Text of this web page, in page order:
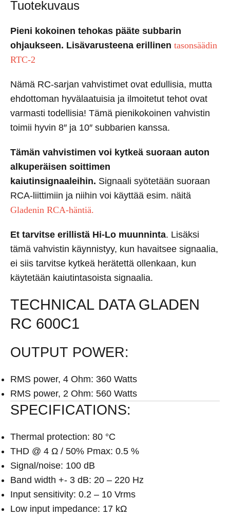
Tuotekuvaus
Pieni kokoinen tehokas pääte subbarin
ohjaukseen. Lisävarusteena erillinen tasonsäädin
RTC-2
Nämä RC-sarjan vahvistimet ovat edullisia, mutta
ehdottoman hyvälaatuisia ja ilmoitetut tehot ovat
varmasti todellisia! Tämä pienikokoinen vahvistin
toimii hyvin 8″ ja 10″ subbarien kanssa.
Tämän vahvistimen voi kytkeä suoraan auton
alkuperäisen soittimen
kaiutinsignaaleihin. Signaali syötetään suoraan
RCA-liittimiin ja niihin voi käyttää esim. näitä
Gladenin RCA-häntiä.
Et tarvitse erillistä Hi-Lo muunninta. Lisäksi
tämä vahvistin käynnistyy, kun havaitsee signaalia,
ei siis tarvitse kytkeä herätettä ollenkaan, kun
käytetään kaiutintasoista signaalia.
TECHNICAL DATA GLADEN
RC 600C1
OUTPUT POWER:
RMS power, 4 Ohm: 360 Watts
RMS power, 2 Ohm: 560 Watts
SPECIFICATIONS:
Thermal protection: 80 °C
THD @ 4 Ω / 50% Pmax: 0.5 %
Signal/noise: 100 dB
Band width +- 3 dB: 20 – 220 Hz
Input sensitivity: 0.2 – 10 Vrms
Low input impedance: 17 kΩ